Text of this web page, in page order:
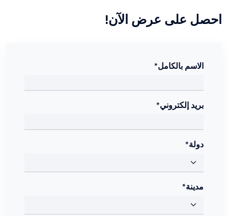
احصل على عرض الآن!
الاسم بالكامل*
بريد إلكتروني*
دولة*
مدينة*